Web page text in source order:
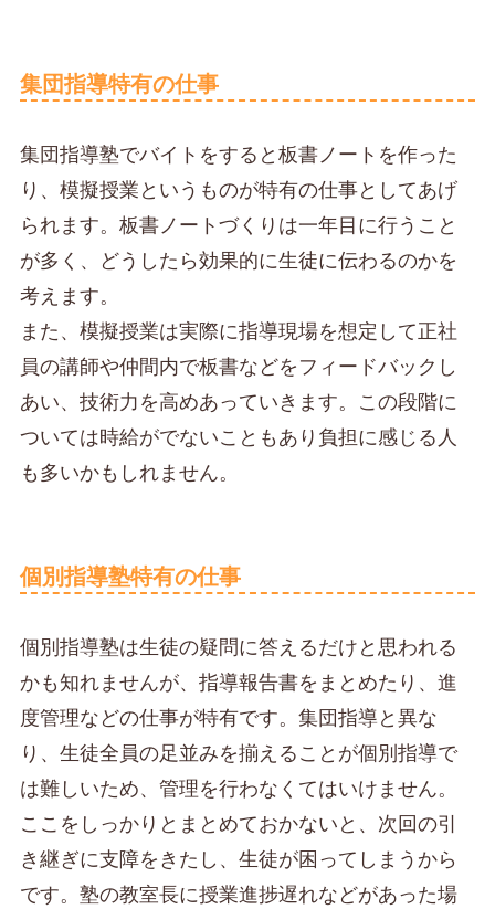
集団指導特有の仕事
集団指導塾でバイトをすると板書ノートを作った
り、模擬授業というものが特有の仕事としてあげ
られます。板書ノートづくりは一年目に行うこと
が多く、どうしたら効果的に生徒に伝わるのかを
考えます。
また、模擬授業は実際に指導現場を想定して正社
員の講師や仲間内で板書などをフィードバックし
あい、技術力を高めあっていきます。この段階に
ついては時給がでないこともあり負担に感じる人
も多いかもしれません。
個別指導塾特有の仕事
個別指導塾は生徒の疑問に答えるだけと思われる
かも知れませんが、指導報告書をまとめたり、進
度管理などの仕事が特有です。集団指導と異な
り、生徒全員の足並みを揃えることが個別指導で
は難しいため、管理を行わなくてはいけません。
ここをしっかりとまとめておかないと、次回の引
き継ぎに支障をきたし、生徒が困ってしまうから
です。塾の教室長に授業進捗遅れなどがあった場